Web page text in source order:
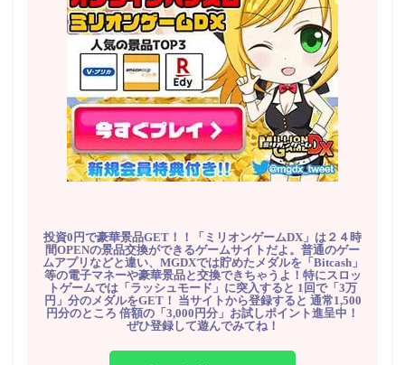
投資0円で豪華景品GET！！「ミリオンゲームDX」は２４時
間OPENの景品交換ができるゲームサイトだよ。普通のゲー
ムアプリなどと違い、MGDXでは貯めたメダルを「Bitcash」
等の電子マネーや豪華景品と交換できちゃうよ！特にスロッ
トゲームでは「ラッシュモード」に突入すると 1回で「3万
円」分のメダルをGET！ 当サイトから登録すると 通常1,500
円分のところ 倍額の「3,000円分」お試しポイント進呈中！
ぜひ登録して遊んでみてね！